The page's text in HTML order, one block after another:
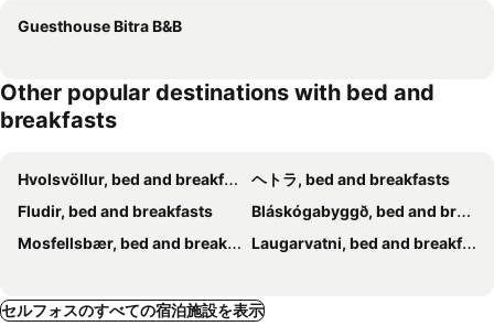
Guesthouse Bitra B&B
Other popular destinations with bed and
breakfasts
Hvolsvöllur, bed and breakfasts
ヘトラ, bed and breakfasts
Fludir, bed and breakfasts
Bláskógabyggð, bed and breakfasts
Mosfellsbær, bed and breakfasts
Laugarvatni, bed and breakfasts
セルフォスのすべての宿泊施設を表示